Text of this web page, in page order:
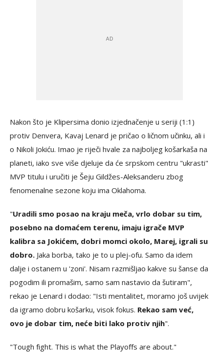
Nakon što je Klipersima donio izjednačenje u seriji (1:1)
protiv Denvera, Kavaj Lenard je pričao o ličnom učinku, ali i
o Nikoli Jokiću. Imao je riječi hvale za najboljeg košarkaša na
planeti, iako sve više djeluje da će srpskom centru "ukrasti"
MVP titulu i uručiti je Šeju Gildžes-Aleksanderu zbog
fenomenalne sezone koju ima Oklahoma.
"Uradili smo posao na kraju meča, vrlo dobar su tim,
posebno na domaćem terenu, imaju igrače MVP
kalibra sa Jokićem, dobri momci okolo, Marej, igrali su
dobro. Jaka borba, tako je to u plej-ofu. Samo da idem
dalje i ostanem u 'zoni'. Nisam razmišljao kakve su šanse da
pogodim ili promašim, samo sam nastavio da šutiram",
rekao je Lenard i dodao: "Isti mentalitet, moramo još uvijek
da igramo dobru košarku, visok fokus. Rekao sam već,
ovo je dobar tim, neće biti lako protiv njih".
"Tough fight. This is what the Playoffs are about."